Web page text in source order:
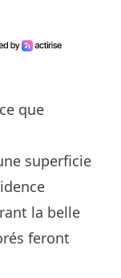
que
superficie
la belle
feront